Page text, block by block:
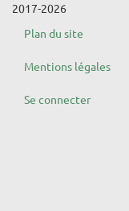
2017-2026
Plan du site
Mentions légales
Se connecter